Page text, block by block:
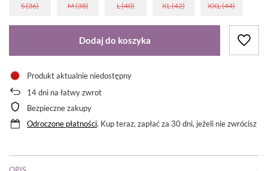
S (36) M (38) L (40) XL (42) XXL (44)
Dodaj do koszyka
Produkt aktualnie niedostępny
14dni na łatwy zwrot
Bezpieczne zakupy
Odroczone płatności. Kup teraz, zapłać za 30 dni, jeżeli nie zwrócisz